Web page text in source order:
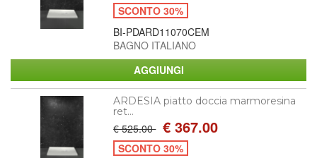
SCONTO 30%
BI-PDARD11070CEM
BAGNO ITALIANO
ARDESIA piatto doccia marmoresina
ret...
€ 525.00 € 367.00
SCONTO 30%